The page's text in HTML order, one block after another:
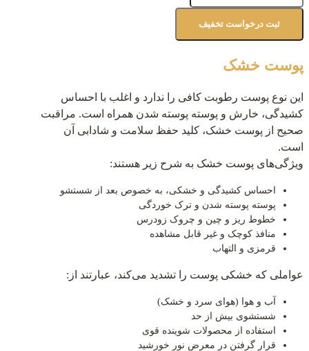
پوست خشک
این نوع پوست رطوبت کافی را ندارد و اغلب با احساس
کشیدگی، خارش و پوسته پوسته شدن همراه است. مراقبت
صحیح از پوست خشک، کلید حفظ سلامت و شادابی آن
است.
ویژگی‌های پوست خشک به شرح زیر هستند:
احساس کشیدگی و خشکی، به خصوص بعد از شستشو
پوسته پوسته شدن و ترک خوردگی
خطوط ریز و چین و چروک زودرس
منافذ کوچک و غیر قابل مشاهده
قرمزی و التهاب
عواملی که خشکی پوست را تشدید می‌کند، عبارتند از:
آب و هوا (هوای سرد و خشک)
شستشوی بیش از حد
استفاده از محصولات شوینده قوی
قرار گرفتن در معرض نور خورشید